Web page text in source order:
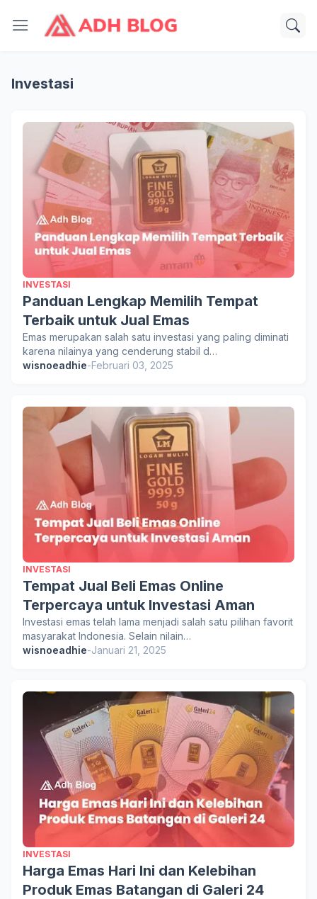
Investasi
INVESTASI
Panduan Lengkap Memilih Tempat
Terbaik untuk Jual Emas
Emas merupakan salah satu investasi yang paling diminati
karena nilainya yang cenderung stabil d…
wisnoeadhie-Februari 03, 2025
INVESTASI
Tempat Jual Beli Emas Online
Terpercaya untuk Investasi Aman
Investasi emas telah lama menjadi salah satu pilihan favorit
masyarakat Indonesia. Selain nilain…
wisnoeadhie-Januari 21, 2025
INVESTASI
Harga Emas Hari Ini dan Kelebihan
Produk Emas Batangan di Galeri 24